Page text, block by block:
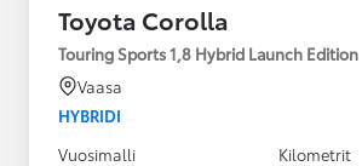
Toyota Corolla
Touring Sports 1,8 Hybrid Launch Edition
Vaasa
HYBRIDI
Vuosimalli
Kilometrit